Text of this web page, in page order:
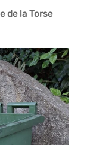
de la Torse